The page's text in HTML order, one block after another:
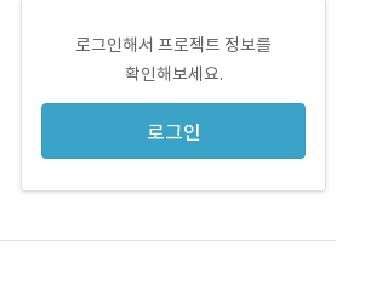
로그인해서 프로젝트 정보를
확인해보세요.
로그인